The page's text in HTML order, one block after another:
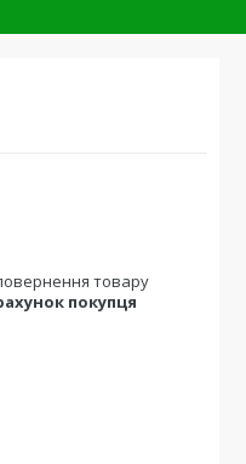
товару
покупця